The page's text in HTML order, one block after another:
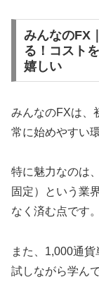
みんなのFX
る！コスト
嬉しい
みんなのFXは、
常に始めやすい
特に魅力なのは
固定）という業
なく済む点です。
また、1,000通
試しながら学ん